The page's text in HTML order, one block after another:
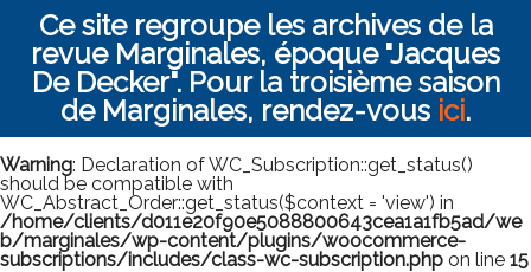
Ce site regroupe les archives de la
revue Marginales, époque "Jacques
De Decker". Pour la troisième saison
de Marginales, rendez-vous ici.
Warning: Declaration of WC_Subscription::get_status()
should be compatible with
WC_Abstract_Order::get_status($context = 'view') in
/home/clients/d011e20f90e5088800643cea1a1fb5ad/we
b/marginales/wp-content/plugins/woocommerce-
subscriptions/includes/class-wc-subscription.php on line 15